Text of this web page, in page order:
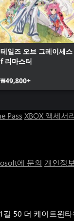
테일즈 오브 그레이세스
f 리마스터
₩49,800+
Pass XBOX 액세서
에 문의 개인정
50 더 케이트윈